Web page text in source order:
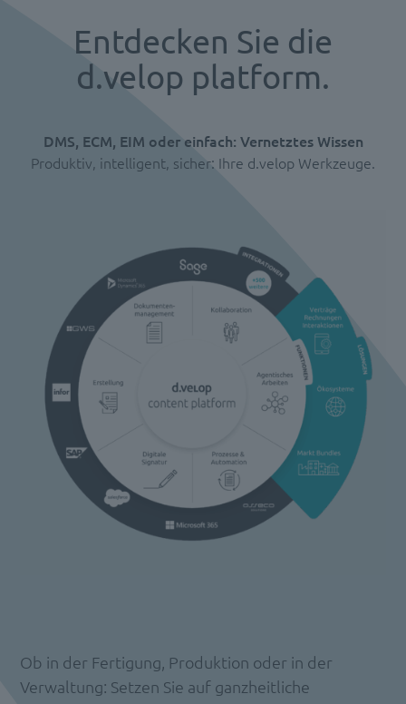
Entdecken Sie die
d.velop platform.
DMS, ECM, EIM oder einfach: Vernetztes Wissen
Produktiv, intelligent, sicher: Ihre d.velop Werkzeuge.
Ob in der Fertigung, Produktion oder in der
Verwaltung: Setzen Sie auf ganzheitliche